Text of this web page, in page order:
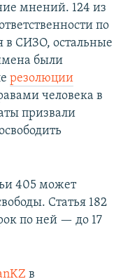
мнений. 124 из
по
в СИЗО, остальные
были
резолюции
человека в
призвали
405 может
Статья 182
по ней — до 17
в